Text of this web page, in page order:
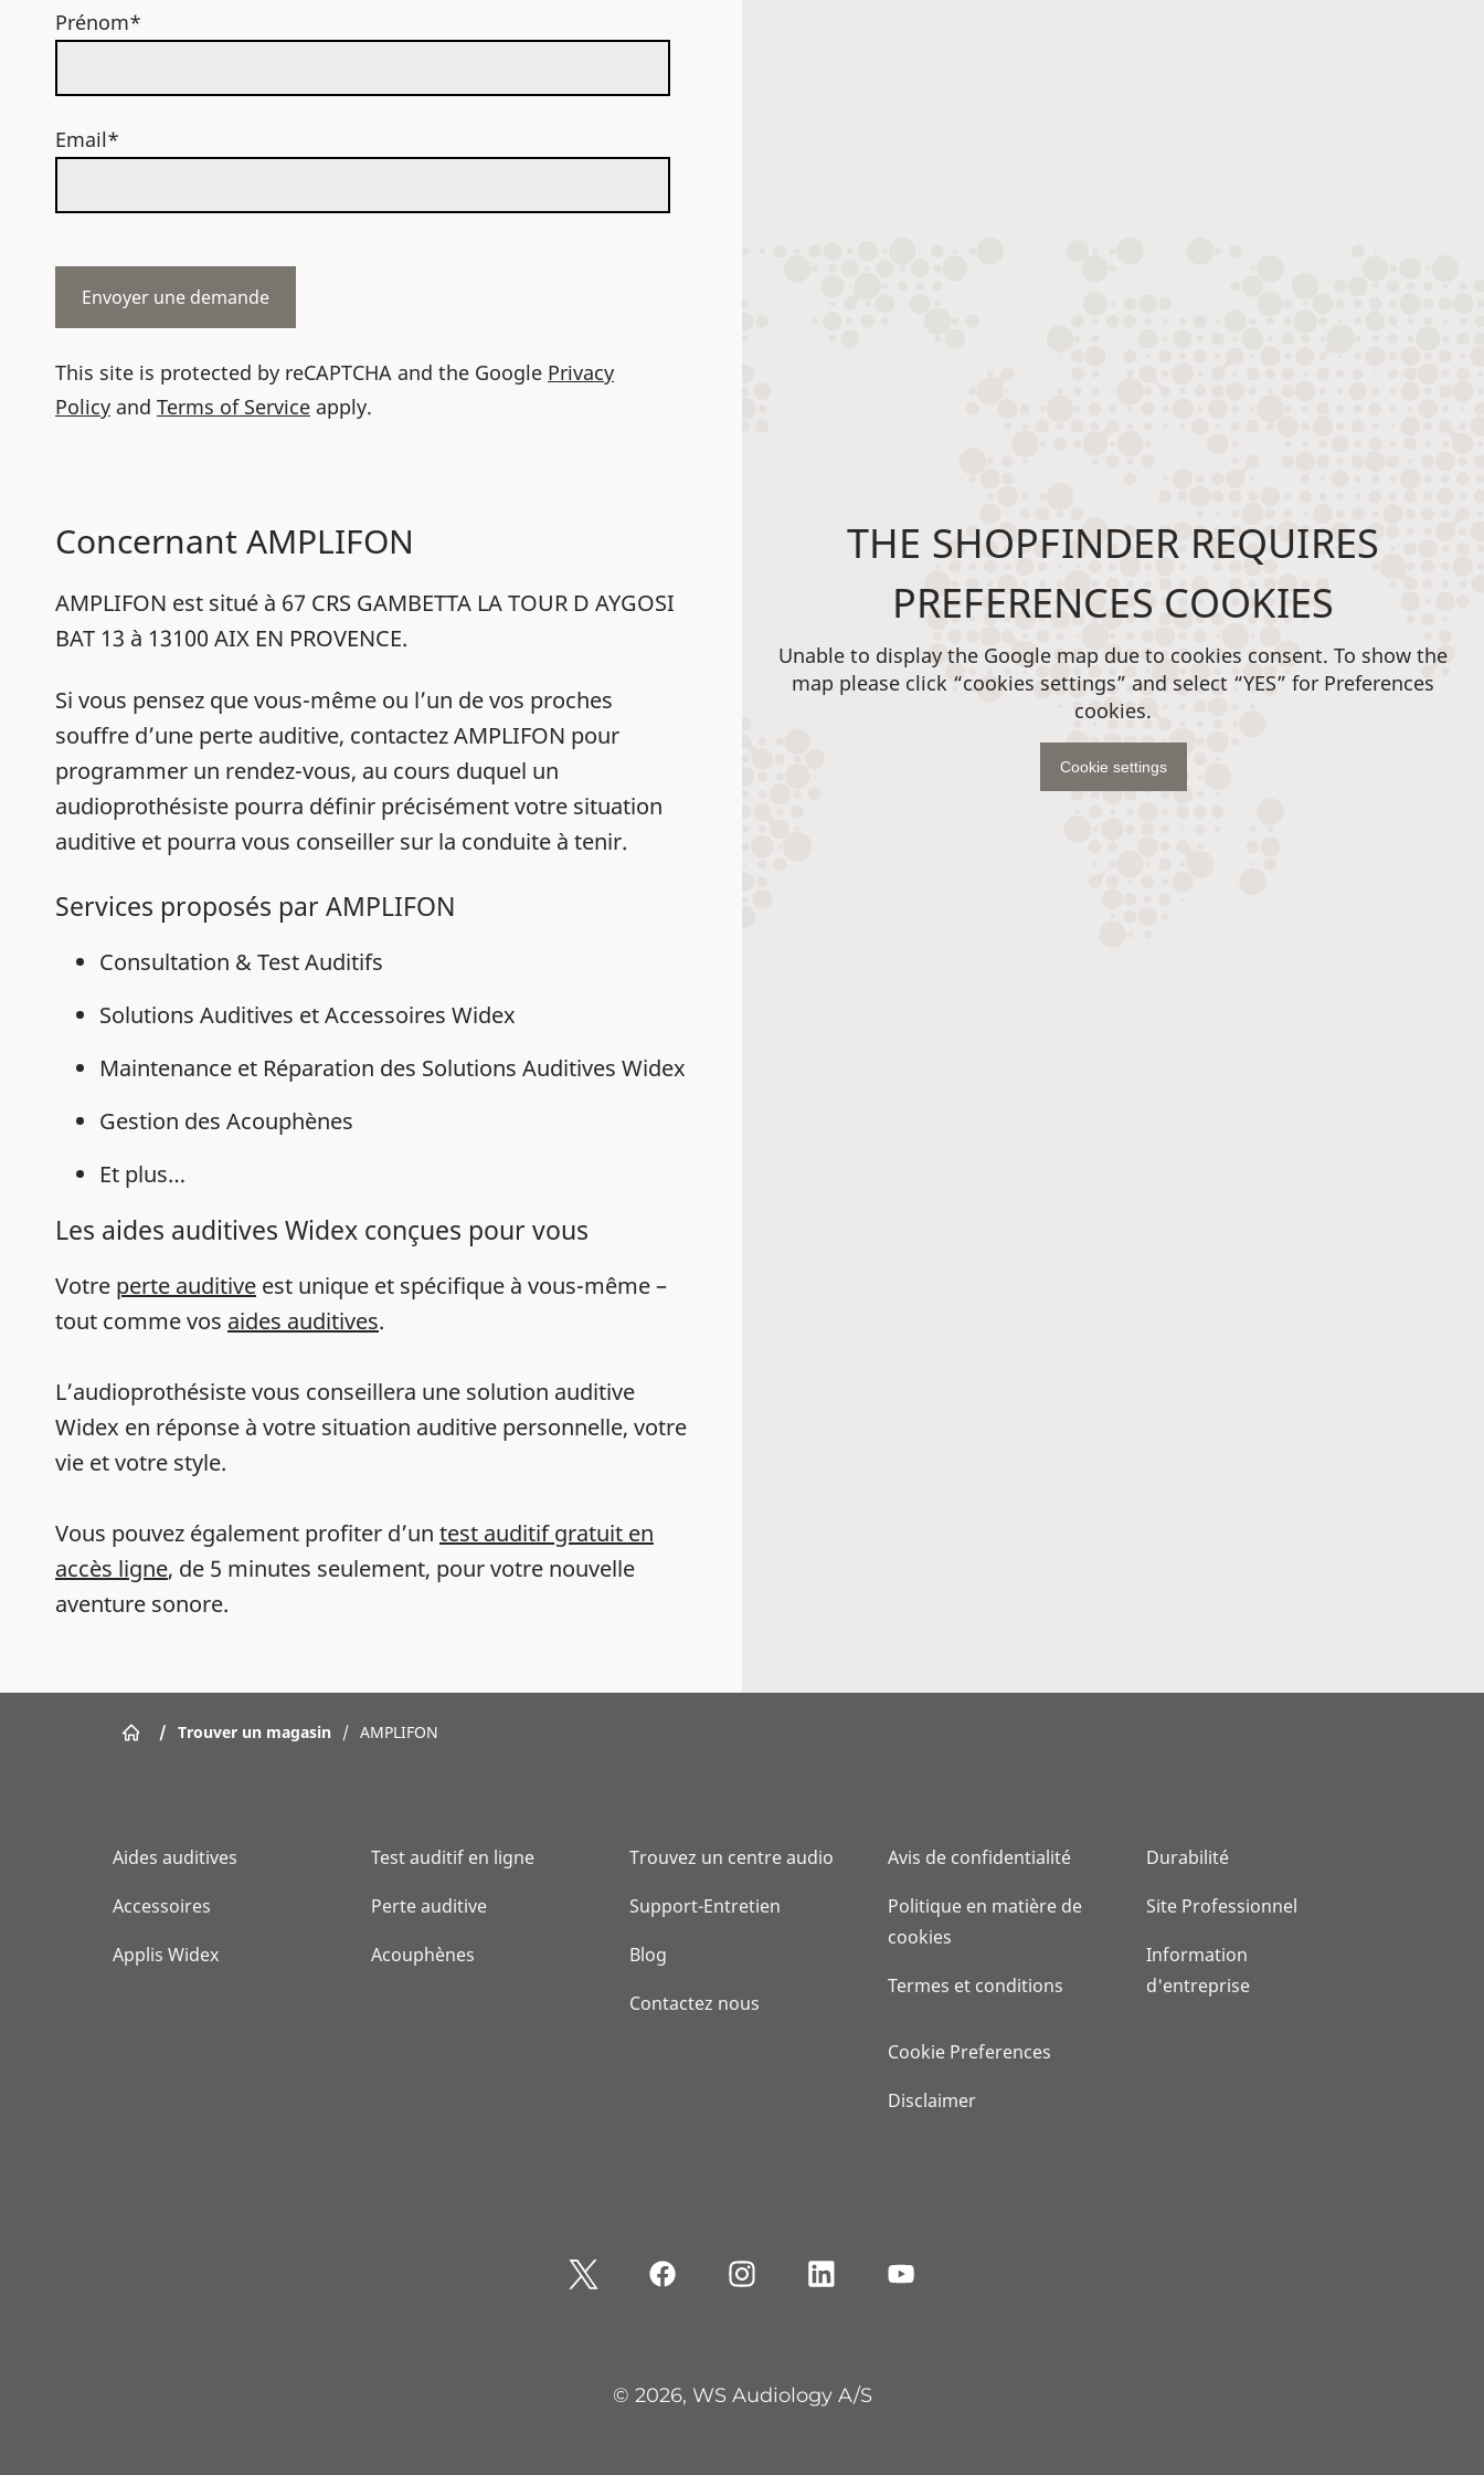
Prénom*
Email*
This site is protected by reCAPTCHA and the Google Privacy
Policy and Terms of Service apply.
Concernant AMPLIFON
AMPLIFON est situé à 67 CRS GAMBETTA LA TOUR D AYGOSI
BAT 13 à 13100 AIX EN PROVENCE.
Si vous pensez que vous-même ou l’un de vos proches
souffre d’une perte auditive, contactez AMPLIFON pour
programmer un rendez-vous, au cours duquel un
audioprothésiste pourra définir précisément votre situation
auditive et pourra vous conseiller sur la conduite à tenir.
Services proposés par AMPLIFON
Consultation & Test Auditifs
Solutions Auditives et Accessoires Widex
Maintenance et Réparation des Solutions Auditives Widex
Gestion des Acouphènes
Et plus…
Les aides auditives Widex conçues pour vous
Votre perte auditive est unique et spécifique à vous-même –
tout comme vos aides auditives.
L’audioprothésiste vous conseillera une solution auditive
Widex en réponse à votre situation auditive personnelle, votre
vie et votre style.
Vous pouvez également profiter d’un test auditif gratuit en
accès ligne, de 5 minutes seulement, pour votre nouvelle
aventure sonore.
THE SHOPFINDER REQUIRES
PREFERENCES COOKIES
Unable to display the Google map due to cookies consent. To show the
map please click “cookies settings” and select “YES” for Preferences
cookies.
Cookie settings
/ Trouver un magasin / AMPLIFON
Aides auditives
Accessoires
Applis Widex
Test auditif en ligne
Perte auditive
Acouphènes
Trouvez un centre audio
Support-Entretien
Blog
Contactez nous
Avis de confidentialité
Politique en matière de
cookies
Termes et conditions
Cookie Preferences
Disclaimer
Durabilité
Site Professionnel
Information
d'entreprise
© 2026, WS Audiology A/S